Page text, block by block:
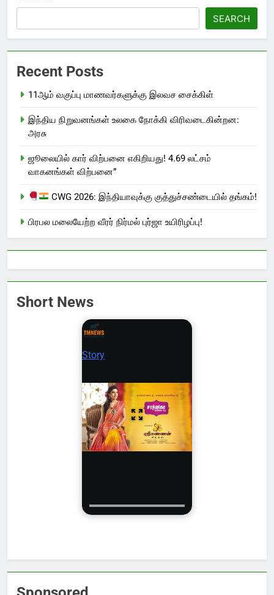
SEARCH
Recent Posts
11ஆம் வகுப்பு மாணவர்களுக்கு இலவச சைக்கிள்
இந்திய நிறுவனங்கள் உலகை நோக்கி விரிவடைகின்றன:
அரசு
ஜூலையில் கார் விற்பனை எகிறியது! 4.69 லட்சம்
வாகனங்கள் விற்பனை”
CWG 2026: இந்தியாவுக்கு குத்துச்சண்டையில் தங்கம்!
பிரபல மலையேற்ற வீரர் நிர்மல் புர்ஜா உயிரிழப்பு!
Short News
Story